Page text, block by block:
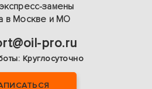
замены
в Москве и МО
pro.ru
Круглосуточно